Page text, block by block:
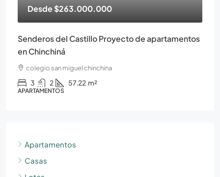
Desde$263.000.000
Senderos del Castillo Proyecto de apartamentos
en Chinchiná
colegio san miguel chinchina
3 2 57.22 m²
APARTAMENTOS
Apartamentos
Casas